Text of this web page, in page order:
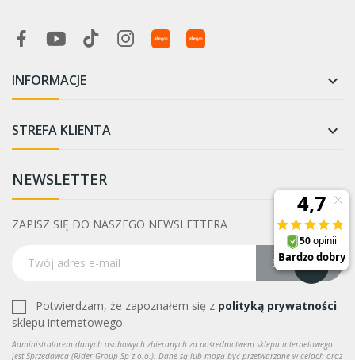
INFORMACJE 
STREFA KLIENTA 
NEWSLETTER
ZAPISZ SIĘ DO NASZEGO NEWSLETTERA
Subskrybuj
Potwierdzam, że zapoznałem się z polityką prywatności
sklepu internetowego.
Administratorem danych osobowych zbieranych za pośrednictwem sklepu internetowego
jest Sprzedawca (Rider Group Sp z o.o.). Dane są lub mogą być przetwarzane w celach oraz